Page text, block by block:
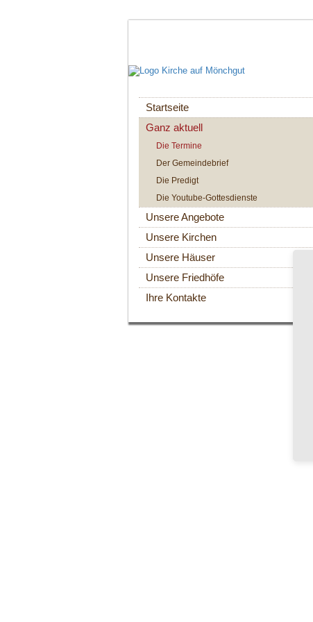
Navigation
überspringen
Startseite
Ganz aktuell
Die Termine
Der Gemeindebrief
Die Predigt
Die Youtube-Gottesdienste
Unsere Angebote
Unsere Kirchen
Unsere Häuser
Unsere Friedhöfe
Ihre Kontakte